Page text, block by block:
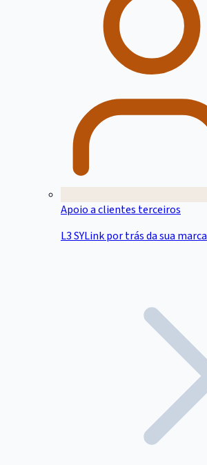
Apoio a clientes terceiros
L3 SYLink por trás da sua marca